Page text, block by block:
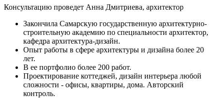
Консультацию проведет Анна Дмитриева, архитектор
Закончила Самарскую государственную архитектурно-
строительную академию по специальности архитектор,
кафедра архитектура-дизайн.
Опыт работы в сфере архитектуры и дизайна более 20
лет.
В ее портфолио более 200 работ.
Проектирование коттеджей, дизайн интерьера любой
сложности - офисы, квартиры, дома. Авторский
контроль.